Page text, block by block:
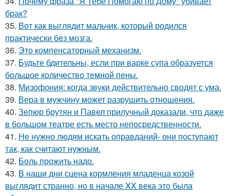
брак?
35. Вот как выглядит мальчик, который родился
практически без мозга.
36. Это компенсаторный механизм.
37. Будьте бдительны, если при варке супа образуется
большое количество темной пены.
38. Мизофония: когда звуки действительно сводят с ума.
39. Вера в мужчину может разрушить отношения.
40. Зепюр брутян и Павел прилучный доказали, что даже
в большом театре есть место непосредственности.
41. Не нужно людям искать оправданий- они поступают
так, как считают нужным.
42. Боль прожить надо.
43. В наши дни сцена кормления младенца козой
выглядит странно, но в начале XX века это была